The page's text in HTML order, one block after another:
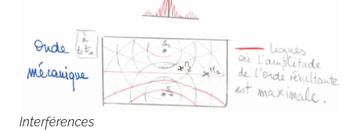
Interférences